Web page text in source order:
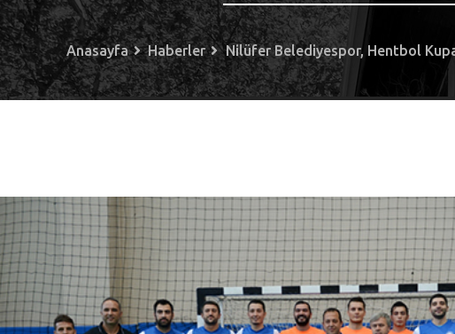
Anasayfa Haberler Nilüfer Belediyespor, Hentbol